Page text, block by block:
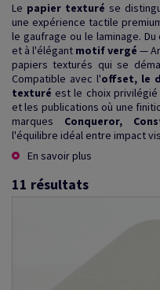
Le papier texturé se
une expérience tactile
le gaufrage ou le laminage. Du
et à l'élégant motif vergé —
papiers texturés qui se
Compatible avec l'offset, le
texturé est le choix
et les publications où une
marques Conqueror,
l'équilibre idéal entre impact
En savoir plus
11 résultats